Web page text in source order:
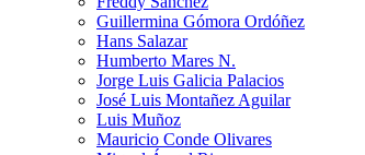
Guillermina Gómora Ordóñez
Hans Salazar
Humberto Mares N.
Jorge Luis Galicia Palacios
José Luis Montañez Aguilar
Luis Muñoz
Mauricio Conde Olivares